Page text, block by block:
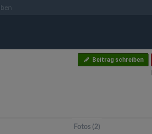
Beitrag schreiben
Fotos (2)